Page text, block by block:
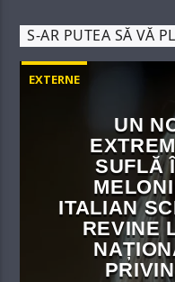
S-AR PUTEA SĂ VĂ
EXTERNE
UN
SUFLĂ
ITALIAN
REVINE